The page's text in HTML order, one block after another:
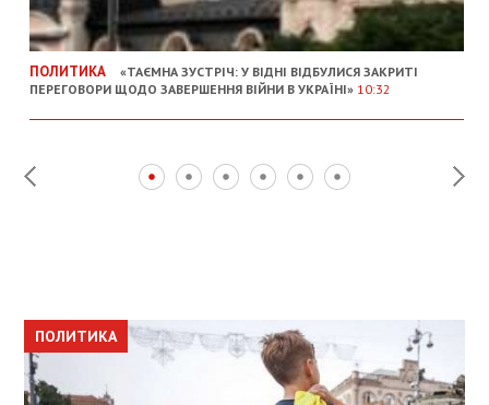
ПОЛИТИКА
«ТАЄМНА ЗУСТРІЧ: У ВІДНІ ВІДБУЛИСЯ ЗАКРИТІ
ПЕРЕГОВОРИ ЩОДО ЗАВЕРШЕННЯ ВІЙНИ В УКРАЇНІ» 10:32
ПОЛИТИКА
ПОЛИТИКА
ОБЩЕСТВО
ПОЛИТИКА
ЭКОНОМИКА